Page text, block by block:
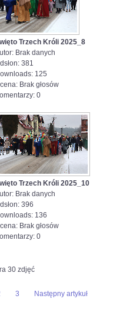
Trzech Króli 2025_8
Brak danych
381
125
Brak głosów
0
Trzech Króli 2025_10
Brak danych
396
136
Brak głosów
0
30 zdjęć
3
Następny artykuł